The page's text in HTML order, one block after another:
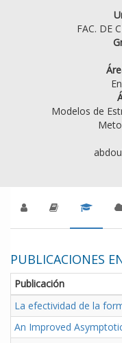
FAC. DE
Modelos de
PUBLICACIONES
Publicación
La efectividad de la
An Improved